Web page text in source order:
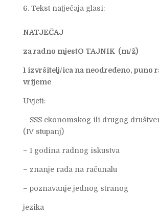
Tekst natječaja glasi:
NATJEČAJ
za radno mjestO TAJNIK (m/ž)
1 izvršitelj/ica na neodređeno, puno
vrijeme
Uvjeti:
– SSS ekonomskog ili drugog
(IV stupanj)
– 1 godina radnog iskustva
– znanje rada na računalu
– poznavanje jednog stranog
jezika